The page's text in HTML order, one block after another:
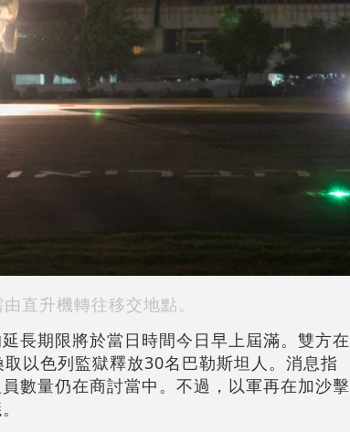
直升機轉往移交地點。
長期限將於當日時間今日早上屆滿。雙方在
以色列監獄釋放30名巴勒斯坦人。消息指
數量仍在商討當中。不過，以軍再在加沙擊